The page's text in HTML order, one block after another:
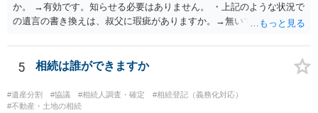
か。 →有効です。知らせる必要はありません。 ・上記のような状況で
の遺言の書き換えは、叔父に瑕疵がありますか。→無いです。 ・分割
ますか。 →本人が自由に決められますので、どこが妥当とは言えない
です。客観的な基準もありません。 ・できれば穏やかに、分割を拒否
することはできますか。 →分割を拒否するということは、遺産はいら
ないということでしょうか。遺言で、受取を指定されててもいらない
と拒否することはできます。理由を説明する必要はありません。
5 相続は誰ができますか
#遺産分割 #協議 #相続人調査・確定
#相続登記（義務化対応）
#不動産・土地の相続